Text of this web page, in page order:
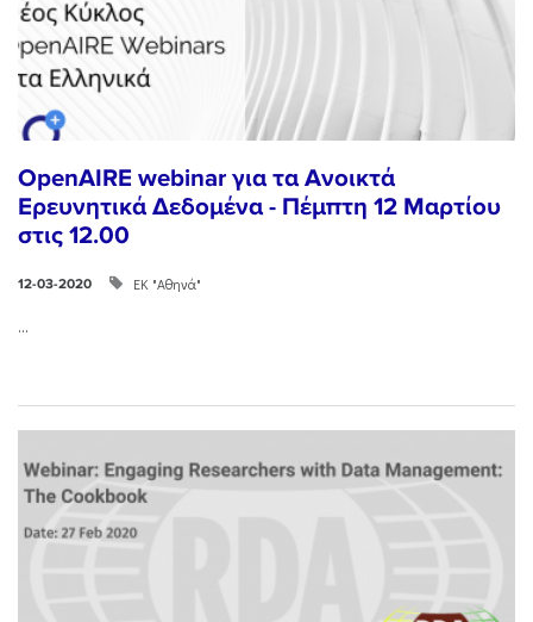
OpenAIRE webinar για τα Ανοικτά
Ερευνητικά Δεδομένα - Πέμπτη 12 Μαρτίου
στις 12.00
12-03-2020 ΕΚ "Αθηνά"
...